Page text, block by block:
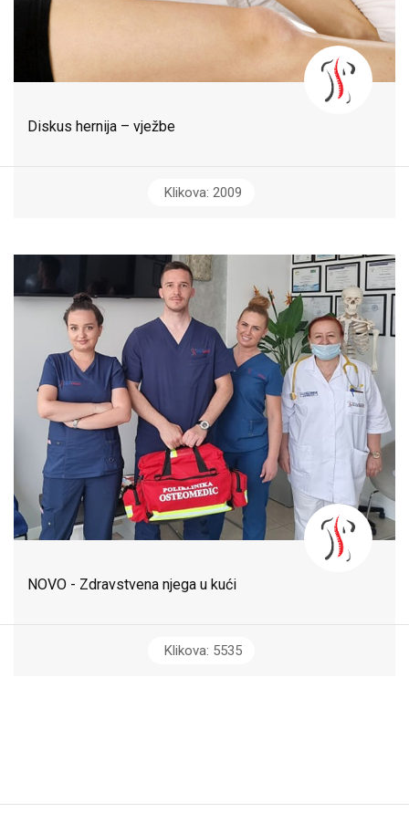
Diskus hernija – vježbe
Klikova: 2009
NOVO - Zdravstvena njega u kući
Klikova: 5535